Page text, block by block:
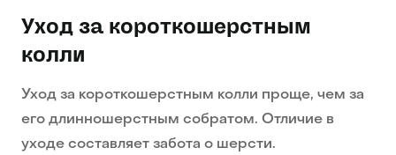
Уход за короткошерстным
колли
Уход за короткошерстным колли проще, чем за
его длинношерстным собратом. Отличие в
уходе составляет забота о шерсти.